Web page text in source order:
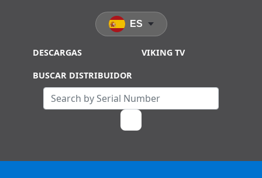
DESCARGAS VIKING TV
BUSCAR DISTRIBUIDOR
ES